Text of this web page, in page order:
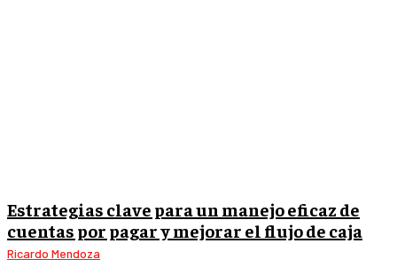
Estrategias clave para un manejo eficaz de
cuentas por pagar y mejorar el flujo de caja
Ricardo Mendoza